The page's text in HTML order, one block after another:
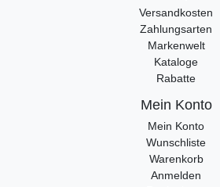
Versandkosten
Zahlungsarten
Markenwelt
Kataloge
Rabatte
Mein Konto
Mein Konto
Wunschliste
Warenkorb
Anmelden